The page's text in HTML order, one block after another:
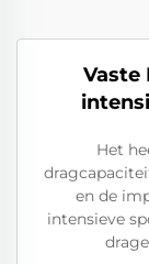
Vaste
Het
en de
intensieve